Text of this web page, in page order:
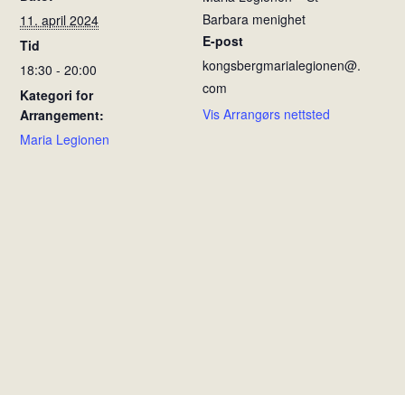
11. april 2024
Tid
18:30 - 20:00
Kategori for
Arrangement:
Maria Legionen
Barbara menighet
E-post
kongsbergmarialegionen@.
com
Vis Arrangørs nettsted